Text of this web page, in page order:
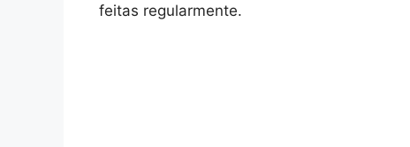
feitas regularmente.